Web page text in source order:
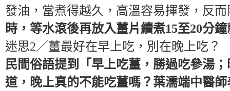
發油，當煮得越久，高溫容易揮發，反
時，等水滾後再放入薑片續煮15至20分
迷思2／薑最好在早上吃，別在晚上吃？
民間俗語提到「早上吃薑，勝過吃參湯
道，晚上真的不能吃薑嗎？葉濡端中醫